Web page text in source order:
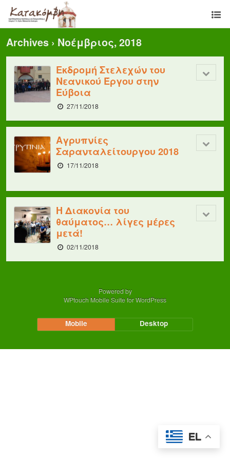
Archives › Νοέμβριος, 2018
Εκδρομή Στελεχών του
Νεανικού Έργου στην
Εύβοια
27/11/2018
Αγρυπνίες
Σαρανταλείτουργου 2018
17/11/2018
Η Διακονία του
θαύματος… λίγες μέρες
μετά!
02/11/2018
EL
Powered by
WPtouch Mobile Suite for WordPress
Mobile Desktop